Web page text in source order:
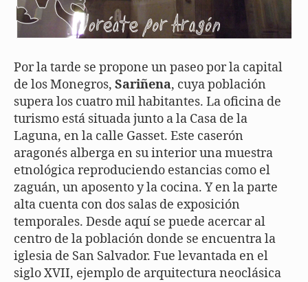
Por la tarde se propone un paseo por la capital
de los Monegros, Sariñena, cuya población
supera los cuatro mil habitantes. La oficina de
turismo está situada junto a la Casa de la
Laguna, en la calle Gasset. Este caserón
aragonés alberga en su interior una muestra
etnológica reproduciendo estancias como el
zaguán, un aposento y la cocina. Y en la parte
alta cuenta con dos salas de exposición
temporales. Desde aquí se puede acercar al
centro de la población donde se encuentra la
iglesia de San Salvador. Fue levantada en el
siglo XVII, ejemplo de arquitectura neoclásica